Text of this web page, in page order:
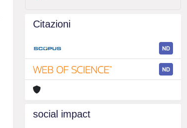
Citazioni
ND
ND
social impact